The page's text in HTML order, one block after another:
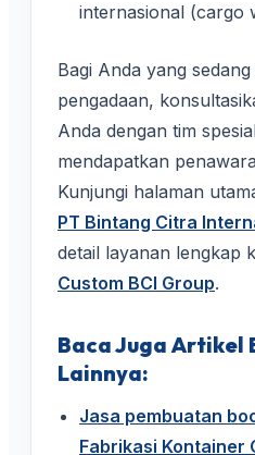
internasional (cargo
Bagi Anda yang
pengadaan,
Anda dengan tim
mendapatkan
Kunjungi halaman
PT Bintang Citra
detail layanan lengkap
Custom BCI Group.
Baca Juga Artikel
Lainnya:
Jasa pembuatan
Fabrikasi Kontainer